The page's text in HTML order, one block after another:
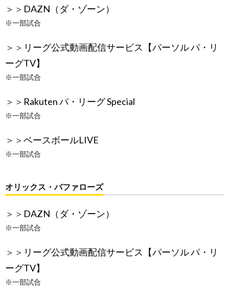
＞＞ DAZN（ダ・ゾーン）
※一部試合
＞＞ リーグ公式動画配信サービス【パーソル パ・リ
ーグTV】
※一部試合
＞＞ Rakuten パ・リーグ Special
※一部試合
＞＞ベースボールLIVE
※一部試合
オリックス・バファローズ
＞＞ DAZN（ダ・ゾーン）
※一部試合
＞＞ リーグ公式動画配信サービス【パーソル パ・リ
ーグTV】
※一部試合